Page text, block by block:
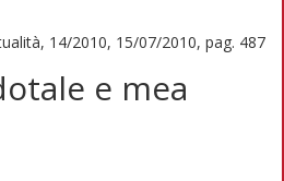
14/2010, 15/07/2010, pag. 487
e mea